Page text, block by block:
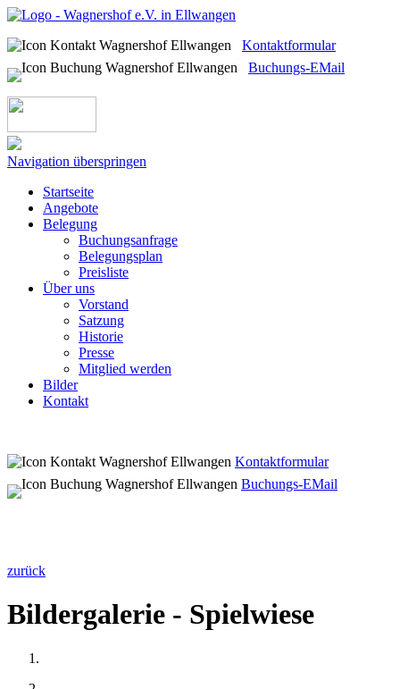
Kontaktformular
Buchungs-EMail
Navigation überspringen
Startseite
Angebote
Belegung
Buchungsanfrage
Belegungsplan
Preisliste
Über uns
Vorstand
Satzung
Historie
Presse
Mitglied werden
Bilder
Kontakt
Kontaktformular
Buchungs-EMail
zurück
Bildergalerie - Spielwiese